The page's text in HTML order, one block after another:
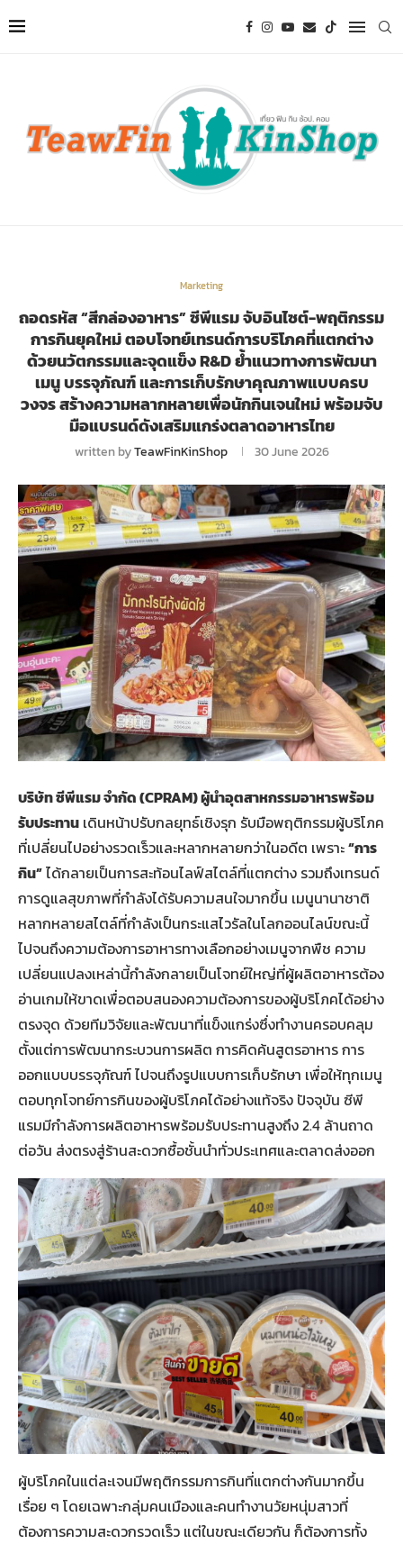
Marketing
ถอดรหัส “สีกล่องอาหาร” ซีพีแรม จับอินไซต์-พฤติกรรม
การกินยุคใหม่ ตอบโจทย์เทรนด์การบริโภคที่แตกต่าง
ด้วยนวัตกรรมและจุดแข็ง R&D ย้ำแนวทางการพัฒนา
เมนู บรรจุภัณฑ์ และการเก็บรักษาคุณภาพแบบครบ
วงจร สร้างความหลากหลายเพื่อนักกินเจนใหม่ พร้อมจับ
มือแบรนด์ดังเสริมแกร่งตลาดอาหารไทย
written byTeawFinKinShop 30 June 2026
บริษัท ซีพีแรม จำกัด (CPRAM) ผู้นำอุตสาหกรรมอาหารพร้อม
รับประทาน เดินหน้าปรับกลยุทธ์เชิงรุก รับมือพฤติกรรมผู้บริโภค
ที่เปลี่ยนไปอย่างรวดเร็วและหลากหลายกว่าในอดีต เพราะ“การ
กิน”ได้กลายเป็นการสะท้อนไลฟ์สไตล์ที่แตกต่าง รวมถึงเทรนด์
การดูแลสุขภาพที่กำลังได้รับความสนใจมากขึ้น เมนูนานาชาติ
หลากหลายสไตล์ที่กำลังเป็นกระแสไวรัลในโลกออนไลน์ขณะนี้
ไปจนถึงความต้องการอาหารทางเลือกอย่างเมนูจากพืช ความ
เปลี่ยนแปลงเหล่านี้กำลังกลายเป็นโจทย์ใหญ่ที่ผู้ผลิตอาหารต้อง
อ่านเกมให้ขาดเพื่อตอบสนองความต้องการของผู้บริโภคได้อย่าง
ตรงจุด ด้วยทีมวิจัยและพัฒนาที่แข็งแกร่งซึ่งทำงานครอบคลุม
ตั้งแต่การพัฒนากระบวนการผลิต การคิดค้นสูตรอาหาร การ
ออกแบบบรรจุภัณฑ์ ไปจนถึงรูปแบบการเก็บรักษา เพื่อให้ทุกเมนู
ตอบทุกโจทย์การกินของผู้บริโภคได้อย่างแท้จริง ปัจจุบัน ซีพี
แรมมีกำลังการผลิตอาหารพร้อมรับประทานสูงถึง 2.4 ล้านถาด
ต่อวัน ส่งตรงสู่ร้านสะดวกซื้อชั้นนำทั่วประเทศและตลาดส่งออก
ผู้บริโภคในแต่ละเจนมีพฤติกรรมการกินที่แตกต่างกันมากขึ้น
เรื่อย ๆ โดยเฉพาะกลุ่มคนเมืองและคนทำงานวัยหนุ่มสาวที่
ต้องการความสะดวกรวดเร็ว แต่ในขณะเดียวกัน ก็ต้องการทั้ง